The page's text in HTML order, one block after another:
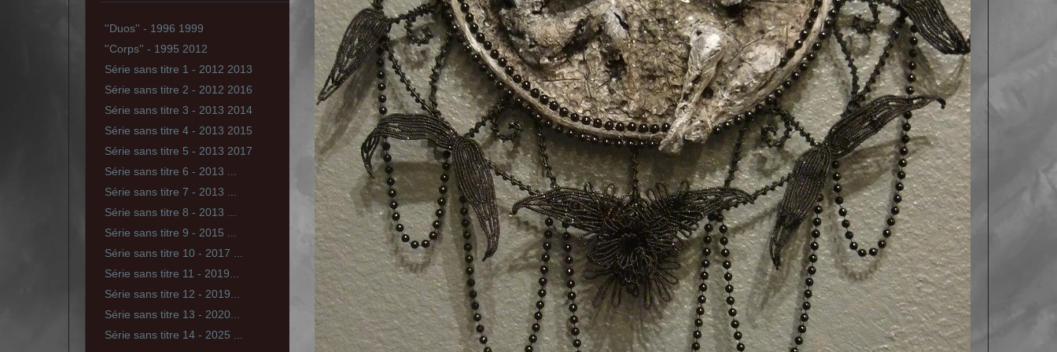
''Duos'' - 1996 1999
''Corps'' - 1995 2012
Série sans titre 1 - 2012 2013
Série sans titre 2 - 2012 2016
Série sans titre 3 - 2013 2014
Série sans titre 4 - 2013 2015
Série sans titre 5 - 2013 2017
Série sans titre 6 - 2013 ...
Série sans titre 7 - 2013 ...
Série sans titre 8 - 2013 ...
Série sans titre 9 - 2015 ...
Série sans titre 10 - 2017 ...
Série sans titre 11 - 2019...
Série sans titre 12 - 2019...
Série sans titre 13 - 2020...
Série sans titre 14 - 2025 ...